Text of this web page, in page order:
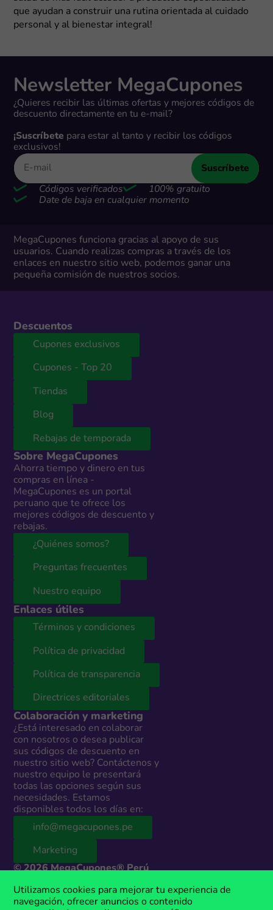
que ayudan a construir una rutina orientada al cuidado
personal y al bienestar integral!
Newsletter MegaCupones
¿Quieres recibir las últimas ofertas y mejores códigos de
descuento directamente en tu e-mail?
¡Suscríbete para estar al tanto y recibir los códigos
exclusivos!
Suscríbete
Códigos verificados
100% gratuito
Date de baja en cualquier momento
MegaCupones funciona gracias al apoyo de sus
usuarios. Cuando realizas compras a través de los
enlaces en nuestro sitio web, podemos ganar una
pequeña comisión de nuestros socios.
Descuentos
Cupones exclusivos
Cupones - Top 20
Tiendas
Blog
Rebajas de temporada
Sobre MegaCupones
Ahorra tiempo y dinero en tus
compras en línea -
MegaCupones es un portal
peruano que te ofrece los
mejores códigos de descuento y
rebajas.
¿Quiénes somos?
Preguntas frecuentes
Nuestro equipo
Enlaces útiles
Términos y condiciones
Política de privacidad
Política de transparencia
Directrices editoriales
Colaboración y marketing
¿Está interesado en colaborar
con nosotros o desea publicar
sus códigos de descuento en
nuestro sitio web? Contáctenos y
nuestro equipo le presentará
todas las opciones según sus
necesidades. Estamos
disponibles todos los días en:
info@megacupones.pe
Marketing
© 2026 MegaCupones® Perú
Este sitio web contiene enlaces de afiliados a productos y servicios de
terceros. Si realizas una compra a través de estos enlaces, podemos
recibir una comisión sin costo adicional para ti. MegaCupones® es una
Utilizamos cookies para mejorar tu experiencia de
navegación, ofrecer anuncios o contenido